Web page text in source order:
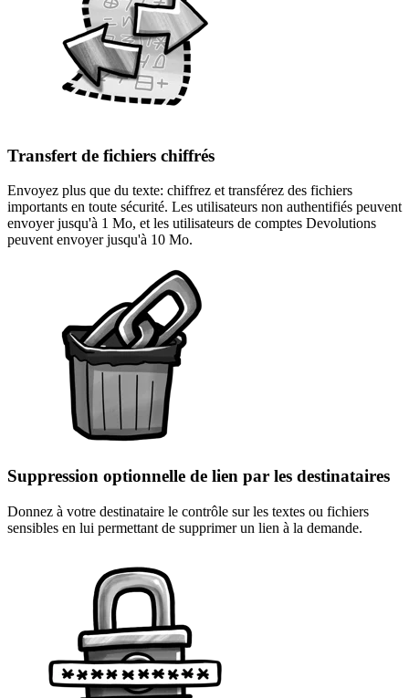
Transfert de fichiers chiffrés
Envoyez plus que du texte: chiffrez et transférez des fichiers
importants en toute sécurité. Les utilisateurs non authentifiés peuvent
envoyer jusqu'à 1 Mo, et les utilisateurs de comptes Devolutions
peuvent envoyer jusqu'à 10 Mo.
Suppression optionnelle de lien par les destinataires
Donnez à votre destinataire le contrôle sur les textes ou fichiers
sensibles en lui permettant de supprimer un lien à la demande.